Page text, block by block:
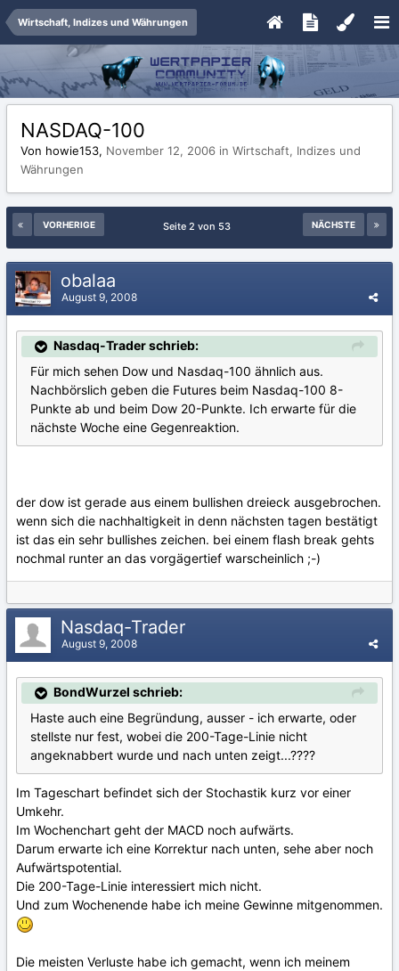
Wirtschaft, Indizes und Währungen
NASDAQ-100
Von howie153, November 12, 2006 in Wirtschaft, Indizes und
Währungen
VORHERIGE NÄCHSTE
Seite 2 von 53
obalaa
August 9, 2008
Nasdaq-Trader schrieb:
Für mich sehen Dow und Nasdaq-100 ähnlich aus.
Nachbörslich geben die Futures beim Nasdaq-100 8-
Punkte ab und beim Dow 20-Punkte. Ich erwarte für die
nächste Woche eine Gegenreaktion.
der dow ist gerade aus einem bullishen dreieck ausgebrochen.
wenn sich die nachhaltigkeit in denn nächsten tagen bestätigt
ist das ein sehr bullishes zeichen. bei einem flash break gehts
nochmal runter an das vorgägertief warscheinlich ;-)
Nasdaq-Trader
August 9, 2008
BondWurzel schrieb:
Haste auch eine Begründung, ausser - ich erwarte, oder
stellste nur fest, wobei die 200-Tage-Linie nicht
angeknabbert wurde und nach unten zeigt...????
Im Tageschart befindet sich der Stochastik kurz vor einer
Umkehr.
Im Wochenchart geht der MACD noch aufwärts.
Darum erwarte ich eine Korrektur nach unten, sehe aber noch
Aufwärtspotential.
Die 200-Tage-Linie interessiert mich nicht.
Und zum Wochenende habe ich meine Gewinne mitgenommen.
Die meisten Verluste habe ich gemacht, wenn ich meinem